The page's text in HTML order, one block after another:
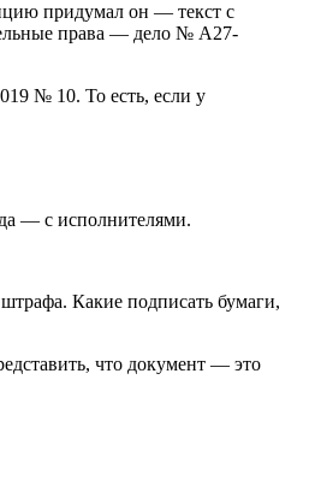
придумал он — текст с
права — дело № А27-
№ 10. То есть, если у
— с исполнителями.
Какие подписать бумаги,
что документ — это